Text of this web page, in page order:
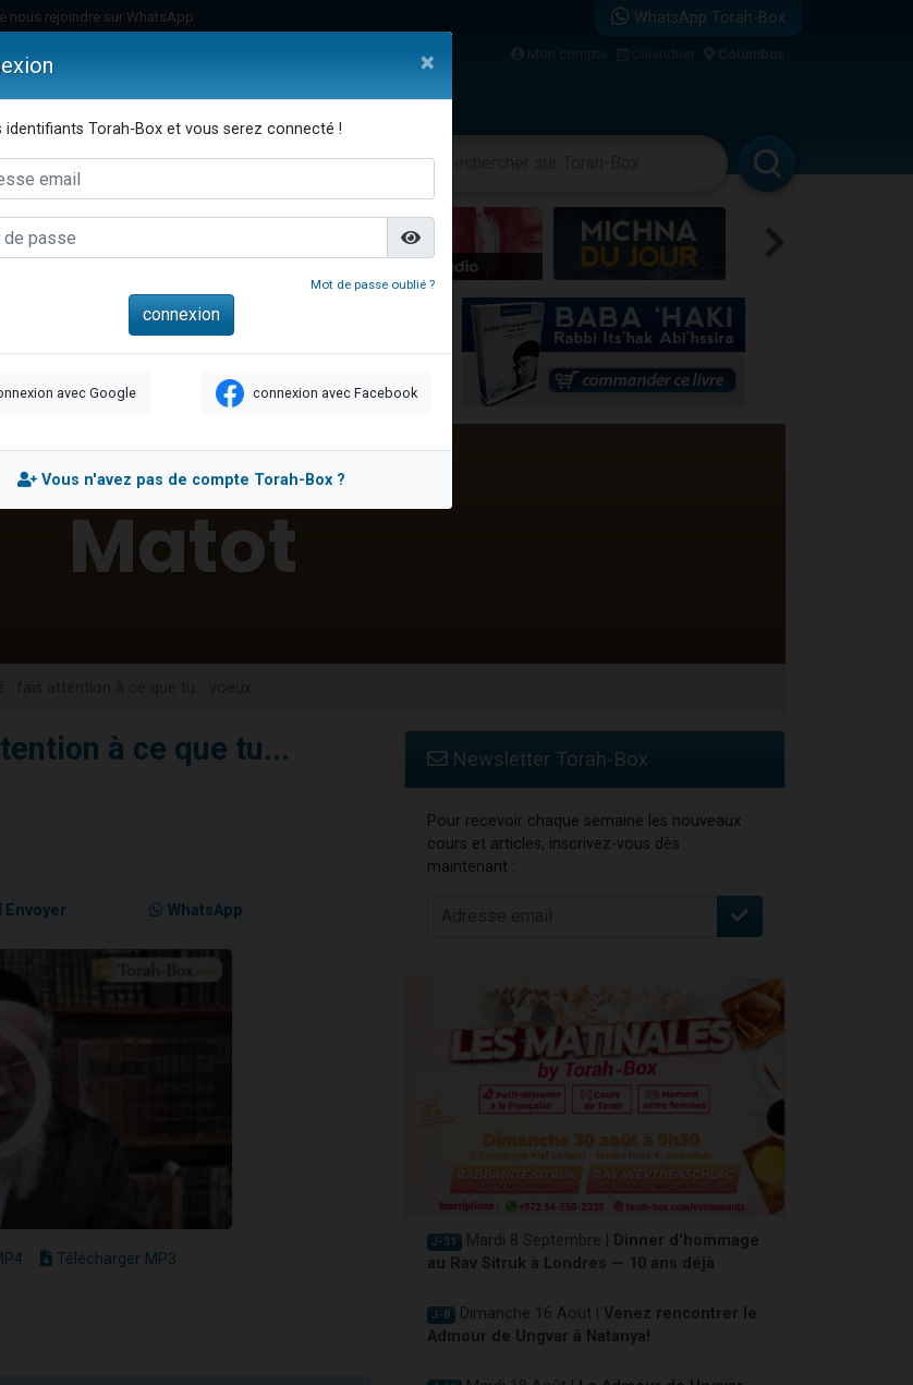
nous rejoindre sur WhatsApp
de faire un don pour Reloger Rivka, 6 enfants, victime de violences...
nous rejoindre sur WhatsApp
étudier en groupe sur Zoom
de faire un don pour Diane, 80 ans, dans un appartement insalubre
Maasser
nous rejoindre sur WhatsApp
nous rejoindre sur WhatsApp
de faire un don pour 5 jours de vacances aux Orphelins
Maasser
demander une bénédiction
de faire un don pour Sauvez la jambe de Yohan
étudier en groupe sur Zoom
dans Torah-Box Music
nous rejoindre sur WhatsApp
WhatsApp Torah-Box
Mon compte Calendrier Columbus
Enfants Etude sur Texte Musique Paracha Divertissements
à ce que tu...
Envoyer WhatsApp
Télécharger MP3
Newsletter Torah-Box
Pour recevoir chaque semaine les nouveaux
cours et articles, inscrivez-vous dès
maintenant :
J-31 Mardi 8 Septembre |
Dinner d'hommage
au Rav Sitruk à Londres — 10 ans déjà
J-8 Dimanche 16 Août | Venez rencontrer le
Admour de Ungvar à Natanya!
×
identifiants Torah-Box et vous serez connecté !
Mot de passe oublié ?
avec Google connexion avec Facebook
Vous n'avez pas de compte Torah-Box ?